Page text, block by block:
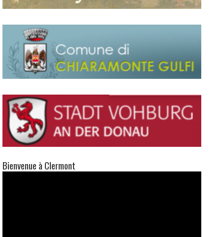
Bienvenue à Clermont